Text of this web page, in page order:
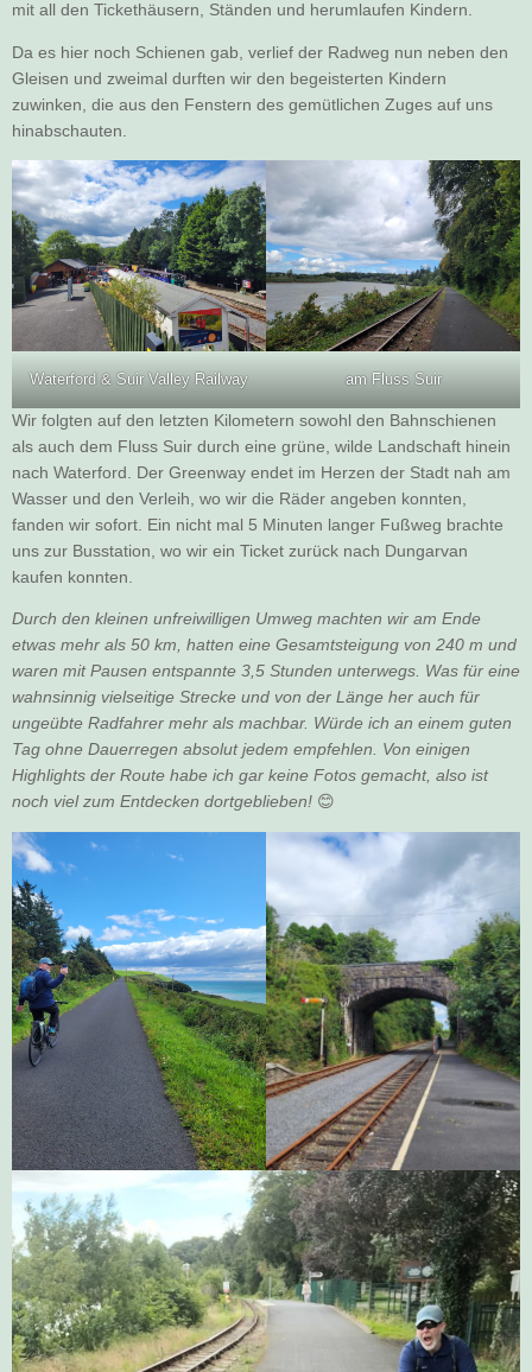
mit all den Tickethäusern, Ständen und herumlaufen Kindern.
Da es hier noch Schienen gab, verlief der Radweg nun neben den
Gleisen und zweimal durften wir den begeisterten Kindern
zuwinken, die aus den Fenstern des gemütlichen Zuges auf uns
hinabschauten.
Waterford & Suir Valley Railway am Fluss Suir
Wir folgten auf den letzten Kilometern sowohl den Bahnschienen
als auch dem Fluss Suir durch eine grüne, wilde Landschaft hinein
nach Waterford. Der Greenway endet im Herzen der Stadt nah am
Wasser und den Verleih, wo wir die Räder angeben konnten,
fanden wir sofort. Ein nicht mal 5 Minuten langer Fußweg brachte
uns zur Busstation, wo wir ein Ticket zurück nach Dungarvan
kaufen konnten.
Durch den kleinen unfreiwilligen Umweg machten wir am Ende
etwas mehr als 50 km, hatten eine Gesamtsteigung von 240 m und
waren mit Pausen entspannte 3,5 Stunden unterwegs. Was für eine
wahnsinnig vielseitige Strecke und von der Länge her auch für
ungeübte Radfahrer mehr als machbar. Würde ich an einem guten
Tag ohne Dauerregen absolut jedem empfehlen. Von einigen
Highlights der Route habe ich gar keine Fotos gemacht, also ist
noch viel zum Entdecken dortgeblieben! 😊